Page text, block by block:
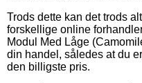
Trods dette kan det trods
forskellige online
Modul Med Låge
din handel, således at du
den billigste pris.